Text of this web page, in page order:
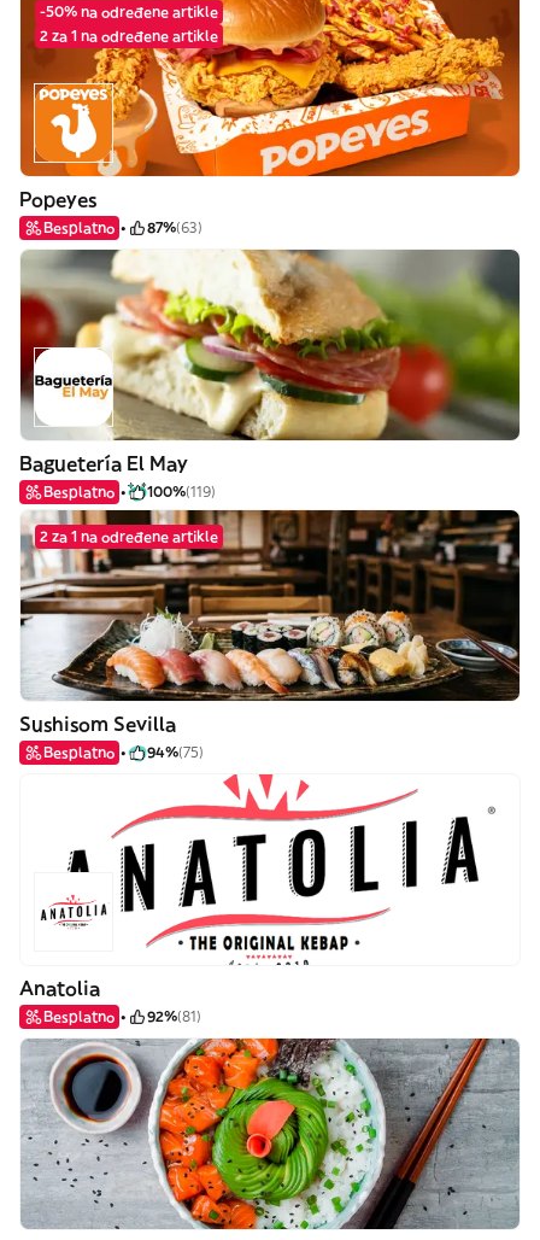
-50% na određene artikle
2 za 1 na određene artikle
Popeyes
Besplatno 87%(63)
Baguetería El May
Besplatno 100%(119)
2 za 1 na određene artikle
Sushisom Sevilla
Besplatno 94%(75)
Anatolia
Besplatno 92%(81)